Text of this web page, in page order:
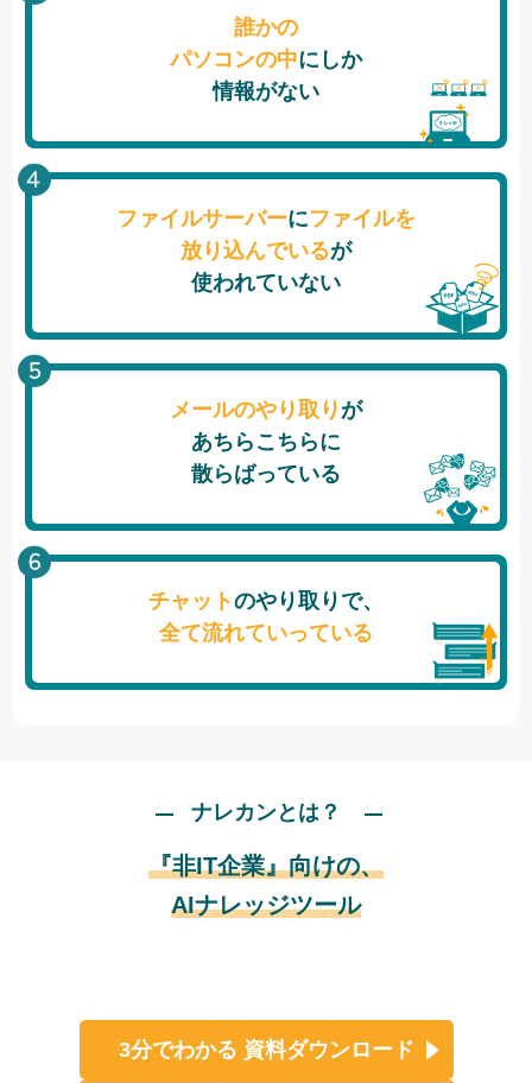
誰かの
パソコンの中にしか
情報がない
ファイルサーバーにファイルを
放り込んでいるが
使われていない
メールのやり取り が
あちらこちらに
散らばっている
チャットのやり取りで、
全て流れていっている
ナレカンとは？
『非IT企業』向けの、
AIナレッジツール
3分でわかる 資料ダウンロード